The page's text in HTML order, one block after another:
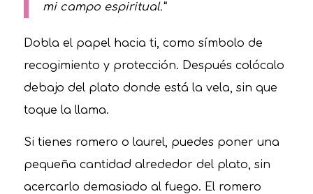
mi campo espiritual.”
Dobla el papel hacia ti, como símbolo de
recogimiento y protección. Después colócalo
debajo del plato donde está la vela, sin que
toque la llama.
Si tienes romero o laurel, puedes poner una
pequeña cantidad alrededor del plato, sin
acercarlo demasiado al fuego. El romero